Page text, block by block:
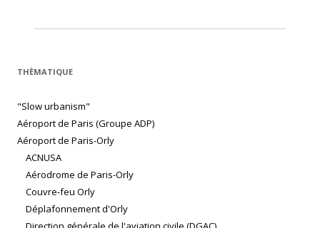
THÈMATIQUE
"Slow urbanism"
Aéroport de Paris (Groupe ADP)
Aéroport de Paris-Orly
ACNUSA
Aérodrome de Paris-Orly
Couvre-feu Orly
Déplafonnement d'Orly